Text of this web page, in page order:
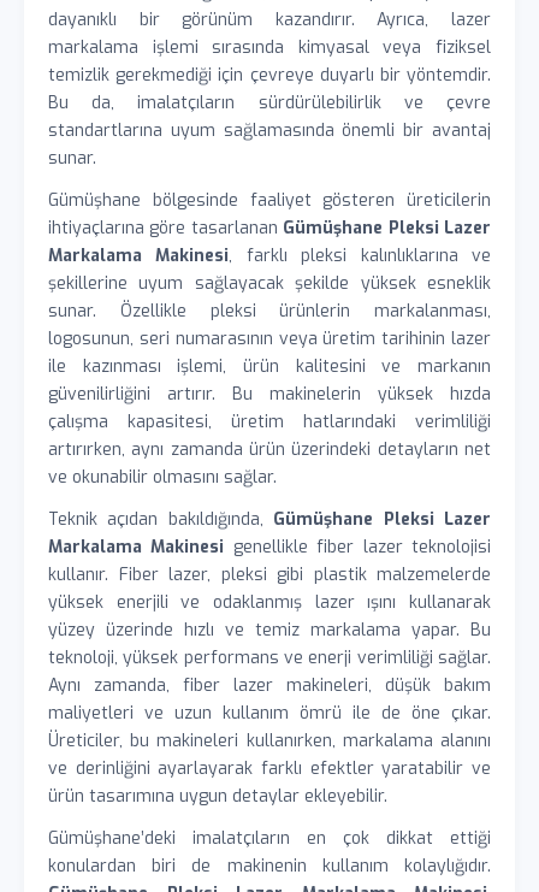
dayanıklı bir görünüm kazandırır. Ayrıca, lazer
markalama işlemi sırasında kimyasal veya fiziksel
temizlik gerekmediği için çevreye duyarlı bir yöntemdir.
Bu da, imalatçıların sürdürülebilirlik ve çevre
standartlarına uyum sağlamasında önemli bir avantaj
sunar.
Gümüşhane bölgesinde faaliyet gösteren üreticilerin
ihtiyaçlarına göre tasarlanan Gümüşhane Pleksi Lazer
Markalama Makinesi, farklı pleksi kalınlıklarına ve
şekillerine uyum sağlayacak şekilde yüksek esneklik
sunar. Özellikle pleksi ürünlerin markalanması,
logosunun, seri numarasının veya üretim tarihinin lazer
ile kazınması işlemi, ürün kalitesini ve markanın
güvenilirliğini artırır. Bu makinelerin yüksek hızda
çalışma kapasitesi, üretim hatlarındaki verimliliği
artırırken, aynı zamanda ürün üzerindeki detayların net
ve okunabilir olmasını sağlar.
Teknik açıdan bakıldığında, Gümüşhane Pleksi Lazer
Markalama Makinesi genellikle fiber lazer teknolojisi
kullanır. Fiber lazer, pleksi gibi plastik malzemelerde
yüksek enerjili ve odaklanmış lazer ışını kullanarak
yüzey üzerinde hızlı ve temiz markalama yapar. Bu
teknoloji, yüksek performans ve enerji verimliliği sağlar.
Aynı zamanda, fiber lazer makineleri, düşük bakım
maliyetleri ve uzun kullanım ömrü ile de öne çıkar.
Üreticiler, bu makineleri kullanırken, markalama alanını
ve derinliğini ayarlayarak farklı efektler yaratabilir ve
ürün tasarımına uygun detaylar ekleyebilir.
Gümüşhane’deki imalatçıların en çok dikkat ettiği
konulardan biri de makinenin kullanım kolaylığıdır.